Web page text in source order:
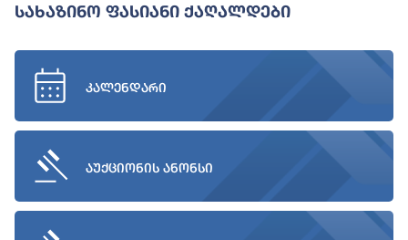
Სახაზინო Ფასიანი Ქაღალდები
კალენდარი
აუქციონის ანონსი